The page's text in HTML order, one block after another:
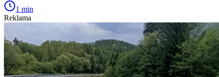
1 min
Reklama